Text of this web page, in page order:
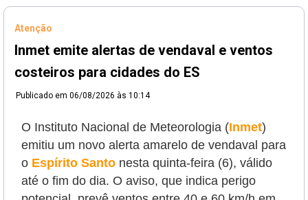
Atenção
Inmet emite alertas de vendaval e ventos
costeiros para cidades do ES
Publicado em 06/08/2026 às 10:14
O Instituto Nacional de Meteorologia (Inmet)
emitiu um novo alerta amarelo de vendaval para
o Espírito Santo nesta quinta-feira (6), válido
até o fim do dia. O aviso, que indica perigo